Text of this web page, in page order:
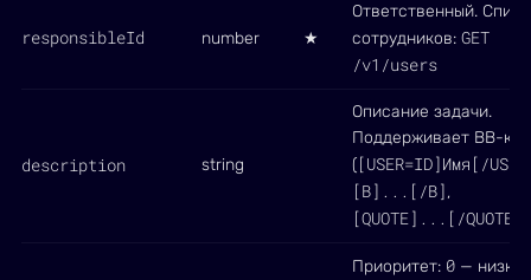
responsibleId number ★
Ответственный.
сотрудников: GET
/v1/users
description string
Описание задачи.
Поддерживает BB-код
([USER=ID]Имя[/
[B]...[/B],
[QUOTE]...[/QUOTE]
Приоритет: 0 —